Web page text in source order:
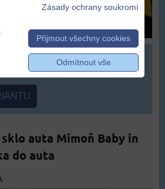
auta Mimoň Baby in
do auta
Zásady ochrany soukromí
Přijmout všechny cookies
Odmítnout vše